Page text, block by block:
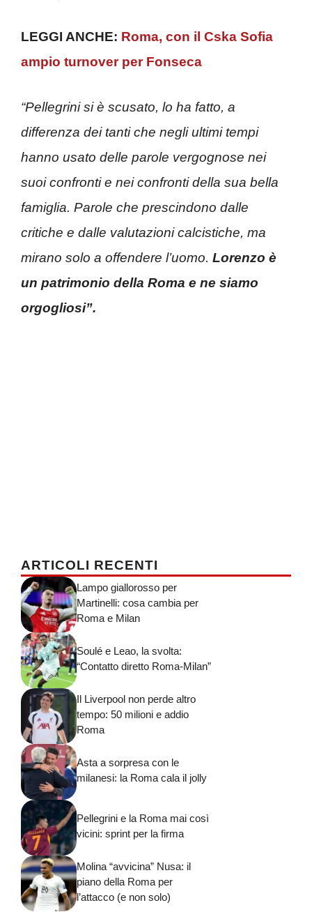
LEGGI ANCHE: Roma, con il Cska Sofia
ampio turnover per Fonseca
“Pellegrini si è scusato, lo ha fatto, a
differenza dei tanti che negli ultimi tempi
hanno usato delle parole vergognose nei
suoi confronti e nei confronti della sua bella
famiglia. Parole che prescindono dalle
critiche e dalle valutazioni calcistiche, ma
mirano solo a offendere l’uomo. Lorenzo è
un patrimonio della Roma e ne siamo
orgogliosi”.
ARTICOLI RECENTI
Lampo giallorosso per
Martinelli: cosa cambia per
Roma e Milan
Soulé e Leao, la svolta:
“Contatto diretto Roma-Milan”
Il Liverpool non perde altro
tempo: 50 milioni e addio
Roma
Asta a sorpresa con le
milanesi: la Roma cala il jolly
Pellegrini e la Roma mai così
vicini: sprint per la firma
Molina “avvicina” Nusa: il
piano della Roma per
l’attacco (e non solo)